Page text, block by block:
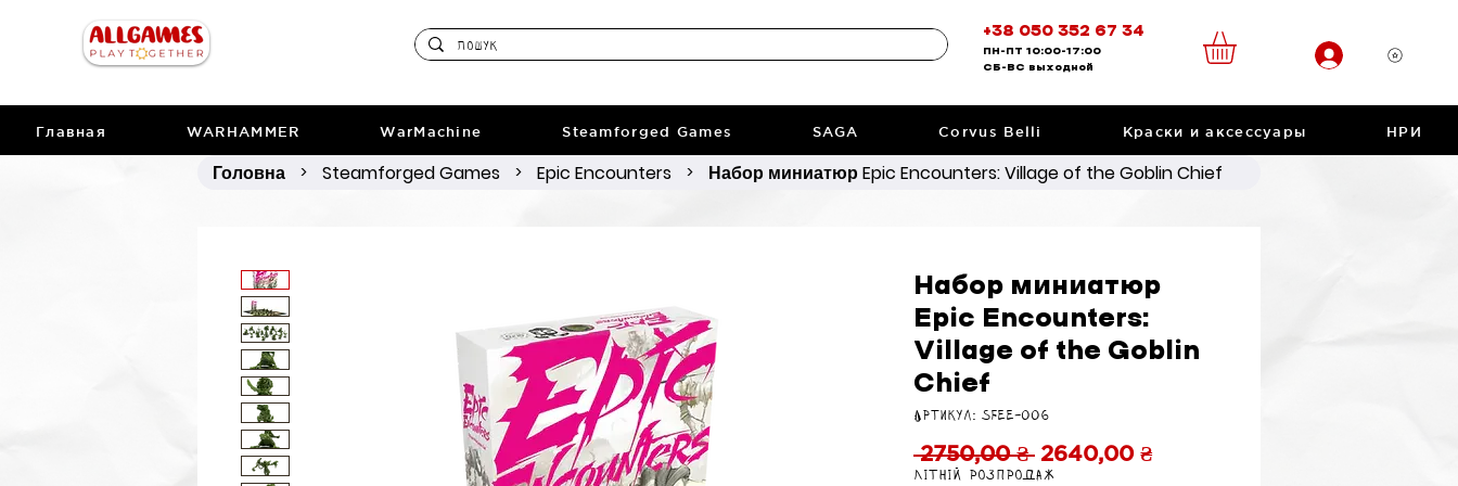
+38 050 352 67 34
ПН-ПТ 10:00-17:00
CБ-ВС выходной
Главная WARHAMMER WarMachine Steamforged Games SAGA Corvus Belli Краски и аксессуары НРИ
Головна > Steamforged Games > Epic Encounters > Набор миниатюр Epic Encounters: Village of the Goblin Chief
Набор миниатюр
Epic Encounters:
Village of the Goblin
Chief
Артикул: SFEE-006
2750,00 ₴ Обычная
цена
2640,00 ₴Спеццена
Літній розпродаж